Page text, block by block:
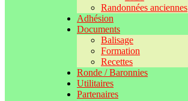
Randonnées anciennes
Adhésion
Documents
Balisage
Formation
Recettes
Ronde / Baronnies
Utilitaires
Partenaires